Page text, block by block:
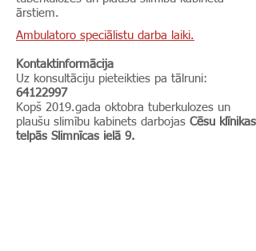
ārstiem.
Ambulatoro speciālistu darba laiki.
Kontaktinformācija
Uz konsultāciju pieteikties pa tālruni:
64122997
Kopš 2019.gada oktobra tuberkulozes un
plaušu slimību kabinets darbojas Cēsu klīnikas
telpās Slimnīcas ielā 9.